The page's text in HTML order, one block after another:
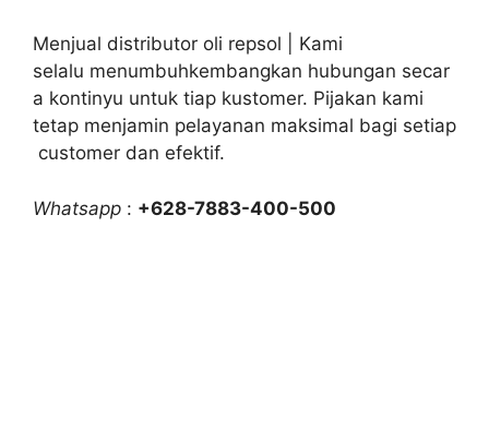
Menjual distributor oli repsol | Kami
selalu menumbuhkembangkan hubungan secar
a kontinyu untuk tiap kustomer. Pijakan kami
tetap menjamin pelayanan maksimal bagi setiap
customer dan efektif.
Whatsapp : +628-7883-400-500